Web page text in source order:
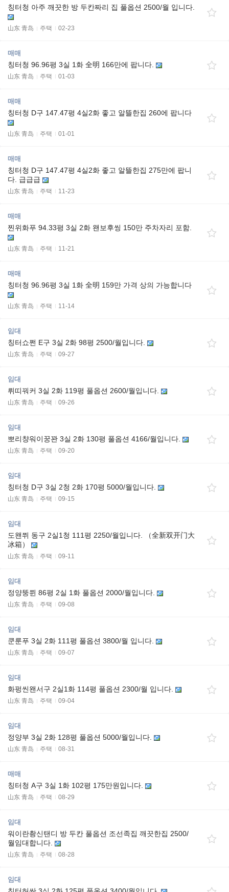
칭터청 아주 깨끗한 방 두칸짜리 집 풀옵션 2500/월 입니다.
山东 青岛 주택 02-23
매매
칭터청 96.96평 3실 1화 全明 166만에 팝니다.
山东 青岛 주택 01-03
매매
칭터청 D구 147.47평 4실2화 좋고 알뜰한집 260에 팝니다
山东 青岛 주택 01-01
매매
칭터청 D구 147.47평 4실2화 좋고 알뜰한집 275만에 팝니
다. 급급급
山东 青岛 주택 11-23
매매
찐위화푸 94.33평 3실 2화 왠보후씽 150만 주차자리 포함.
山东 青岛 주택 11-21
매매
칭터청 96.96평 3실 1화 全明 159만 가격 상의 가능합니다
山东 青岛 주택 11-14
임대
칭터쇼쩐 E구 3실 2화 98평 2500/월입니다.
山东 青岛 주택 09-27
임대
뤼띠꿔커 3실 2화 119평 풀옵션 2600/월입니다.
山东 青岛 주택 09-26
임대
뽀리챵워이꿍꽌 3실 2화 130평 풀옵션 4166/월입니다.
山东 青岛 주택 09-20
임대
칭터청 D구 3실 2청 2화 170평 5000/월입니다.
山东 青岛 주택 09-15
임대
도왠쮜 동구 2실1청 111평 2250/월입니다. （全新双开门大
冰箱）
山东 青岛 주택 09-11
임대
정양뚱쮠 86평 2실 1화 풀옵션 2000/월입니다.
山东 青岛 주택 09-08
임대
쿤룬푸 3실 2화 111평 풀옵션 3800/월 입니다.
山东 青岛 주택 09-07
임대
화펑씬왠서구 2실1화 114평 풀옵션 2300/월 입니다.
山东 青岛 주택 09-04
임대
정양부 3실 2화 128평 풀옵션 5000/월입니다.
山东 青岛 주택 08-31
매매
칭터청 A구 3실 1화 102평 175만원입니다.
山东 青岛 주택 08-29
임대
워이란촹신탠디 방 두칸 풀옵션 조선족집 깨끗한집 2500/
월임대합니다.
山东 青岛 주택 08-28
임대